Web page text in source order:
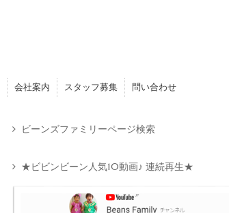
会社案内 スタッフ募集 問い合わせ
ビーンズファミリーページ検索
★ビビンビーン人気10動画♪ 連続再生★